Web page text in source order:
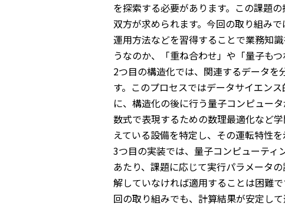
を探索する必要があります。この課題
双方が求められます。今回の取り組み
運用方法などを習得することで業務知
うなのか、「重ね合わせ」や「量子も
2つ目の構造化では、関連するデータ
す。このプロセスではデータサイエン
に、構造化の後に行う量子コンピュー
数式で表現するための数理最適化など
えている設備を特定し、その運転特性
3つ目の実装では、量子コンピューティ
あたり、課題に応じて実行パラメータ
解していなければ適用することは困難
回の取り組みでも、計算結果が安定し